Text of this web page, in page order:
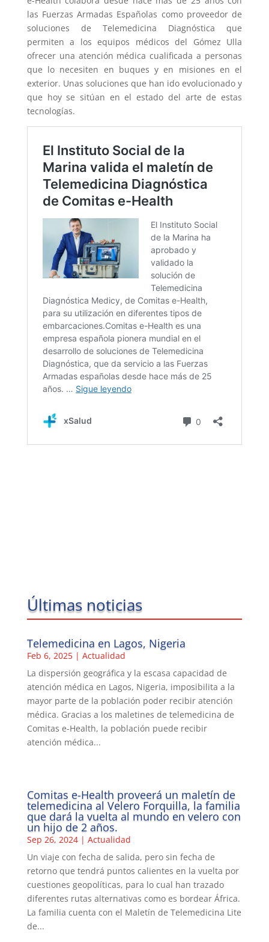
las Fuerzas Armadas Españolas como proveedor de
soluciones de Telemedicina Diagnóstica que
permiten a los equipos médicos del Gómez Ulla
ofrecer una atención médica cualificada a personas
que lo necesiten en buques y en misiones en el
exterior. Unas soluciones que han ido evolucionado y
que hoy se sitúan en el estado del arte de estas
tecnologías.
Últimas noticias
Telemedicina en Lagos, Nigeria
Feb 6, 2025| Actualidad
La dispersión geográfica y la escasa capacidad de
atención médica en Lagos, Nigeria, imposibilita a la
mayor parte de la población poder recibir atención
médica. Gracias a los maletines de telemedicina de
Comitas e-Health, la población puede recibir
atención médica...
Comitas e-Health proveerá un maletín de
telemedicina al Velero Forquilla, la familia
que dará la vuelta al mundo en velero con
un hijo de 2 años.
Sep 26, 2024| Actualidad
Un viaje con fecha de salida, pero sin fecha de
retorno que tendrá puntos calientes en la vuelta por
cuestiones geopolíticas, para lo cual han trazado
diferentes rutas alternativas como es bordear África.
La familia cuenta con el Maletín de Telemedicina Lite
de...